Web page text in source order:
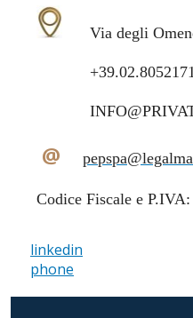
Via degli
@
Codice Fiscale e
linkedin
phone